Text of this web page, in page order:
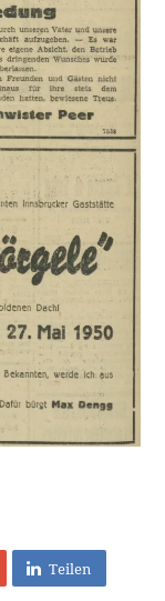
Teilen